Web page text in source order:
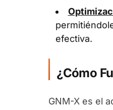
efectiva.
¿Cómo
GNM-X es el